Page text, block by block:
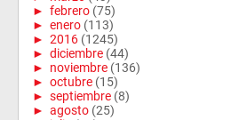
► febrero (75)
► enero (113)
► 2016 (1245)
► diciembre (44)
► noviembre (136)
► octubre (15)
► septiembre (8)
► agosto (25)